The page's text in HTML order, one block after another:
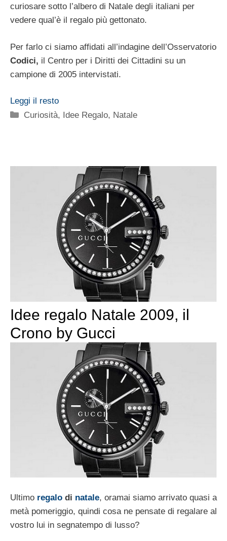
curiosare sotto l’albero di Natale degli italiani per
vedere qual’è il regalo più gettonato.
Per farlo ci siamo affidati all’indagine dell’Osservatorio
Codici, il Centro per i Diritti dei Cittadini su un
campione di 2005 intervistati.
Leggi il resto
Categorie
Curiosità, Idee Regalo, Natale
Idee regalo Natale 2009, il
Crono by Gucci
Ultimo regalo di natale, oramai siamo arrivato quasi a
metà pomeriggio, quindi cosa ne pensate di regalare al
vostro lui in segnatempo di lusso?